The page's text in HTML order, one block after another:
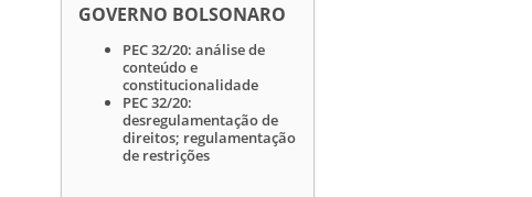
GOVERNO BOLSONARO
PEC 32/20: análise de
conteúdo e
constitucionalidade
PEC 32/20:
desregulamentação de
direitos; regulamentação
de restrições